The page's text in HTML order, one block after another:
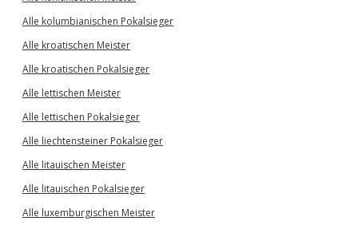
Alle kolumbianischen Pokalsieger
Alle kroatischen Meister
Alle kroatischen Pokalsieger
Alle lettischen Meister
Alle lettischen Pokalsieger
Alle liechtensteiner Pokalsieger
Alle litauischen Meister
Alle litauischen Pokalsieger
Alle luxemburgischen Meister